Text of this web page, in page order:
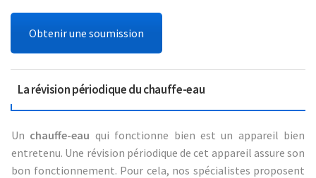
Obtenir une soumission
La révision périodique du chauffe-eau
Un chauffe-eau qui fonctionne bien est un appareil bien
entretenu. Une révision périodique de cet appareil assure son
bon fonctionnement. Pour cela, nos spécialistes proposent